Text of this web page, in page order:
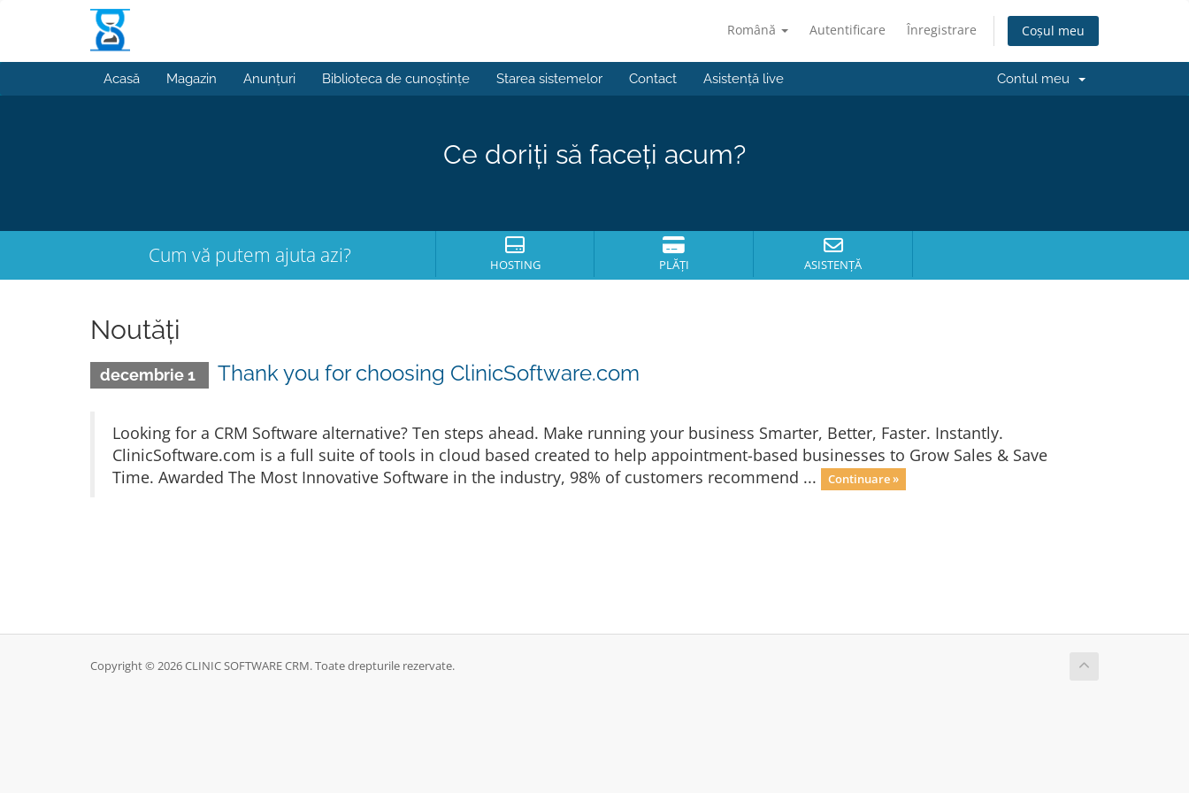
Română Autentificare Înregistrare Coșul meu
Acasă Magazin Anunțuri Biblioteca de cunoștințe Starea sistemelor Contact Asistență live Contul meu
Ce doriți să faceți acum?
Cum vă putem ajuta azi? HOSTING PLĂȚI ASISTENȚĂ
Noutăți
decembrie 1 Thank you for choosing ClinicSoftware.com
Looking for a CRM Software alternative? Ten steps ahead. Make running your business Smarter, Better, Faster. Instantly.
ClinicSoftware.com is a full suite of tools in cloud based created to help appointment-based businesses to Grow Sales & Save
Time. Awarded The Most Innovative Software in the industry, 98% of customers recommend ...
Continuare »
Copyright © 2026 CLINIC SOFTWARE CRM. Toate drepturile rezervate.